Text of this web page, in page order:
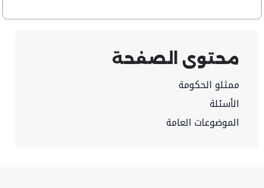
محتوى الصفحة
ممثلو الحكومة
الأسئلة
الموضوعات العامة